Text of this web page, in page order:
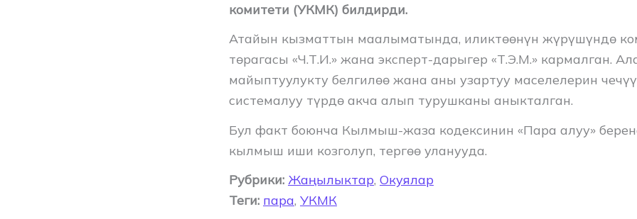
комитети (УКМК) билдирди.
Атайын кызматтын маалыматында, иликтөөнүн жүрүшүндө
төрагасы «Ч.Т.И.» жана эксперт-дарыгер «Т.Э.М.» кармалган.
майыптуулукту белгилөө жана аны узартуу маселелерин
системалуу түрдө акча алып турушканы аныкталган.
Бул факт боюнча Кылмыш-жаза кодексинин «Пара алуу»
кылмыш иши козголуп, тергөө уланууда.
Рубрики: Жаңылыктар, Окуялар
Теги: пара, УКМК